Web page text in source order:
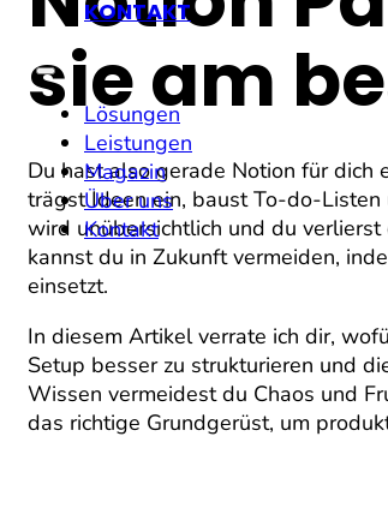
KONTAKT
Lösungen
Leistungen
Magazin
Über uns
Kontakt
sie am
Du hast also gerade Notion für dich
trägst Ideen ein, baust To-do-Listen
wird unübersichtlich und du
kannst du in Zukunft vermeiden,
einsetzt.
In diesem Artikel verrate ich dir,
Setup besser zu strukturieren und
Wissen vermeidest du Chaos und
das richtige Grundgerüst, um